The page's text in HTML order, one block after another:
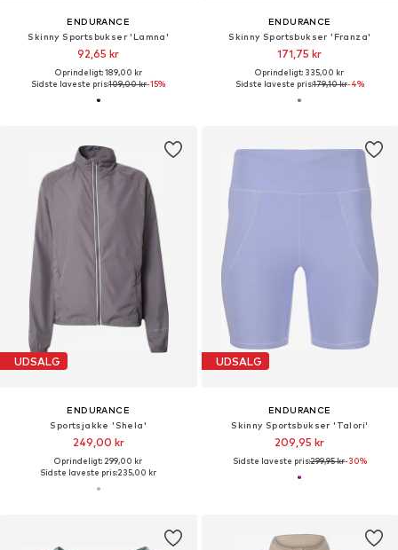
ENDURANCE
Skinny Sportsbukser 'Lamna'
92,65 kr
Oprindeligt: 189,00 kr
Sidste laveste pris:109,00 kr-15%
ENDURANCE
Skinny Sportsbukser 'Franza'
171,75 kr
Oprindeligt: 335,00 kr
Sidste laveste pris:179,10 kr-4%
UDSALG
ENDURANCE
Sportsjakke 'Shela'
249,00 kr
Oprindeligt: 299,00 kr
Sidste laveste pris:235,00 kr
UDSALG
ENDURANCE
Skinny Sportsbukser 'Talori'
209,95 kr
Sidste laveste pris:299,95 kr-30%